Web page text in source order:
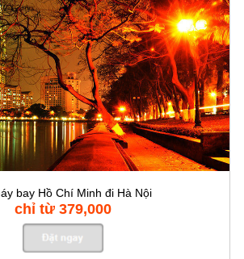
bay Hồ Chí Minh đi Hà Nội
chỉ từ 379,000